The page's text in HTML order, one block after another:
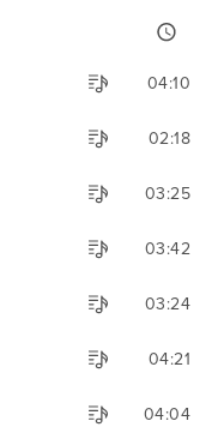
04:10
02:18
03:25
03:42
03:24
04:21
04:04